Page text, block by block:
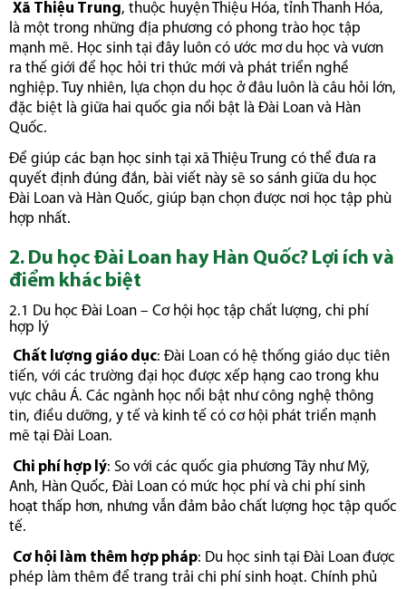
Xã Thiệu Trung, thuộc huyện Thiệu Hóa, tỉnh Thanh Hóa,
là một trong những địa phương có phong trào học tập
mạnh mẽ. Học sinh tại đây luôn có ước mơ du học và vươn
ra thế giới để học hỏi tri thức mới và phát triển nghề
nghiệp. Tuy nhiên, lựa chọn du học ở đâu luôn là câu hỏi lớn,
đặc biệt là giữa hai quốc gia nổi bật là Đài Loan và Hàn
Quốc.
Để giúp các bạn học sinh tại xã Thiệu Trung có thể đưa ra
quyết định đúng đắn, bài viết này sẽ so sánh giữa du học
Đài Loan và Hàn Quốc, giúp bạn chọn được nơi học tập phù
hợp nhất.
2. Du học Đài Loan hay Hàn Quốc? Lợi ích và
điểm khác biệt
2.1 Du học Đài Loan – Cơ hội học tập chất lượng, chi phí
hợp lý
Chất lượng giáo dục: Đài Loan có hệ thống giáo dục tiên
tiến, với các trường đại học được xếp hạng cao trong khu
vực châu Á. Các ngành học nổi bật như công nghệ thông
tin, điều dưỡng, y tế và kinh tế có cơ hội phát triển mạnh
mẽ tại Đài Loan.
Chi phí hợp lý: So với các quốc gia phương Tây như Mỹ,
Anh, Hàn Quốc, Đài Loan có mức học phí và chi phí sinh
hoạt thấp hơn, nhưng vẫn đảm bảo chất lượng học tập quốc
tế.
Cơ hội làm thêm hợp pháp: Du học sinh tại Đài Loan được
phép làm thêm để trang trải chi phí sinh hoạt. Chính phủ